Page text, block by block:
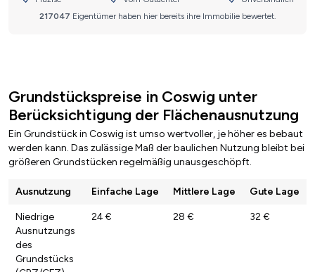
Grundstückspreise in Coswig unter
Berücksichtigung der Flächenausnutzung
Ein Grundstück in Coswig ist umso wertvoller, je höher es bebaut
werden kann. Das zulässige Maß der baulichen Nutzung bleibt bei
größeren Grundstücken regelmäßig unausgeschöpft.
Ausnutzung Einfache Lage Mittlere Lage Gute Lage
Niedrige
Ausnutzungs
des
Grundstücks
24 € 28 € 32 €